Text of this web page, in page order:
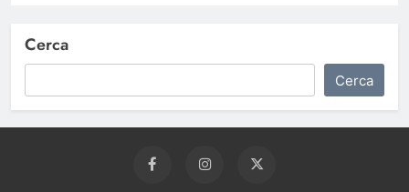
Cerca
Cerca